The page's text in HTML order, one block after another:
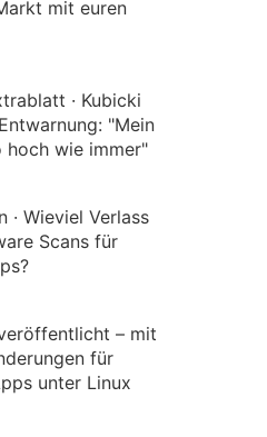
mit euren
· Kubicki
"Mein
hoch wie immer"
· Wieviel Verlass
Scans für
– mit
für
unter Linux